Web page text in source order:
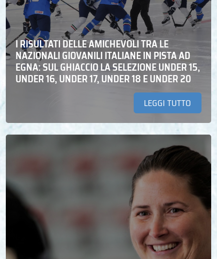
I RISULTATI DELLE AMICHEVOLI TRA LE
NAZIONALI GIOVANILI ITALIANE IN PISTA AD
EGNA: SUL GHIACCIO LA SELEZIONE UNDER 15,
UNDER 16, UNDER 17, UNDER 18 E UNDER 20
LEGGI TUTTO